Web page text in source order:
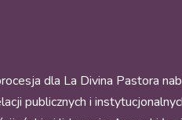
dla La Divina Pastora
publicznych i